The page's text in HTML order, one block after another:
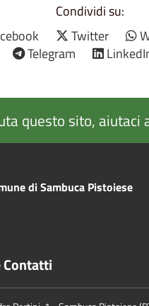
Condividi su:
Twitter
Telegram
questo sito, aiutaci
di Sambuca Pistoiese
Contatti